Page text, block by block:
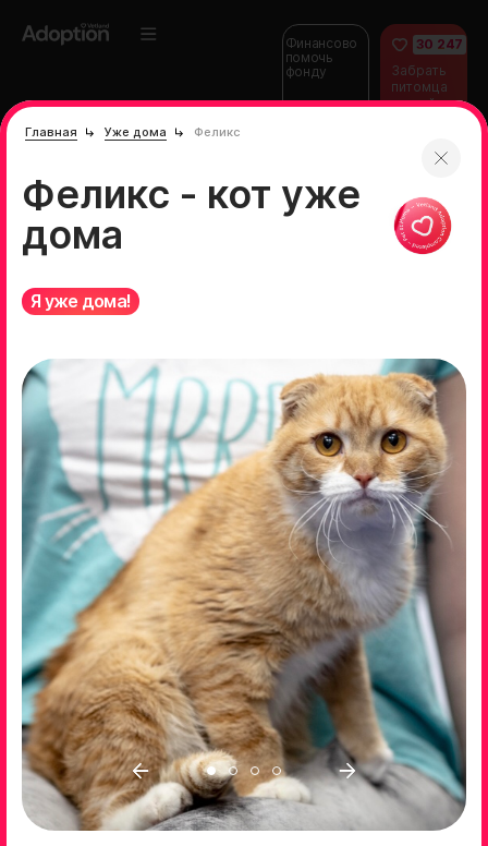
Финансово
помочь
фонду
30 247
Забрать
питомца
домой
Главная Уже дома Феликс
Феликс - кот уже
дома
Я уже дома!